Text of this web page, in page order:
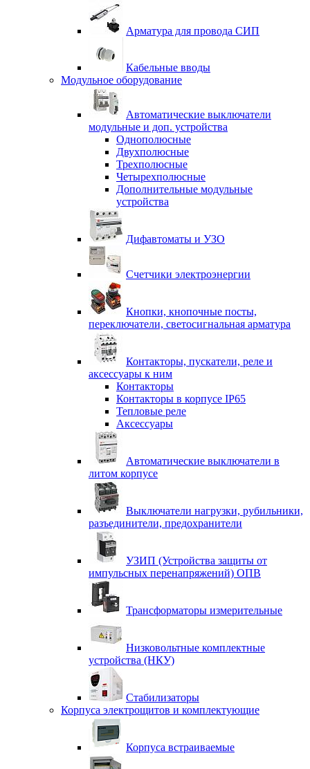
Арматура для провода СИП
Кабельные вводы
Модульное оборудование
Автоматические выключатели
модульные и доп. устройства
Однополюсные
Двухполюсные
Трехполюсные
Четырехполюсные
Дополнительные модульные
устройства
Дифавтоматы и УЗО
Счетчики электроэнергии
Кнопки, кнопочные посты,
переключатели, светосигнальная арматура
Контакторы, пускатели, реле и
аксессуары к ним
Контакторы
Контакторы в корпусе IP65
Тепловые реле
Аксессуары
Автоматические выключатели в
литом корпусе
Выключатели нагрузки, рубильники,
разъединители, предохранители
УЗИП (Устройства защиты от
импульсных перенапряжений) ОПВ
Трансформаторы измерительные
Низковольтные комплектные
устройства (НКУ)
Стабилизаторы
Корпуса электрощитов и комплектующие
Корпуса встраиваемые